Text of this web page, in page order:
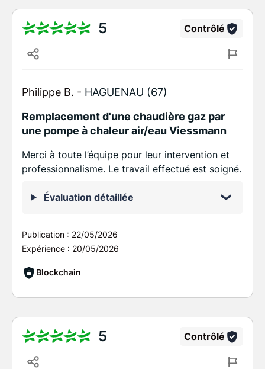
5 Contrôlé
Philippe B. - HAGUENAU (67)
Remplacement d'une chaudière gaz par
une pompe à chaleur air/eau Viessmann
Merci à toute l’équipe pour leur intervention et
professionnalisme. Le travail effectué est soigné.
Évaluation détaillée
Publication : 22/05/2026
Expérience : 20/05/2026
Blockchain
5 Contrôlé